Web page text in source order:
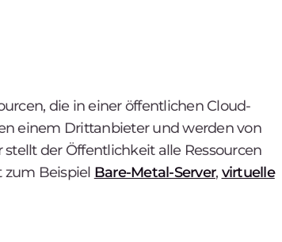
die in einer öffentlichen Cloud-
einem Drittanbieter und werden von
der Öffentlichkeit alle Ressourcen
zum Beispiel Bare-Metal-Server, virtuelle